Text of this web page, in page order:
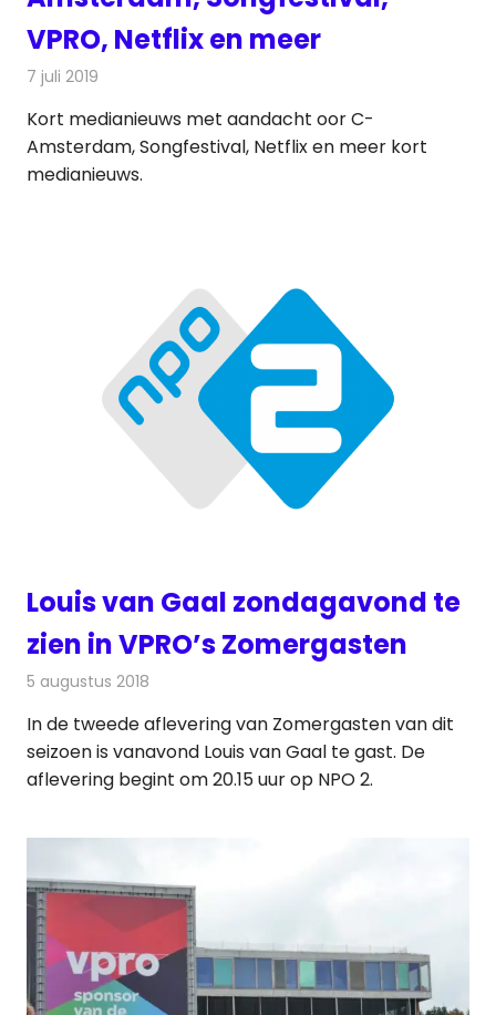
VPRO, Netflix en meer
7 juli 2019
Kort medianieuws met aandacht oor C-
Amsterdam, Songfestival, Netflix en meer kort
medianieuws.
Louis van Gaal zondagavond te
zien in VPRO’s Zomergasten
5 augustus 2018
In de tweede aflevering van Zomergasten van dit
seizoen is vanavond Louis van Gaal te gast. De
aflevering begint om 20.15 uur op NPO 2.